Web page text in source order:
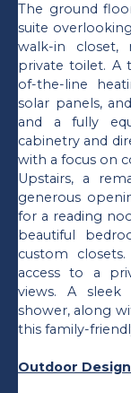
The ground
suite
walk-in closet,
private toilet. A
of-the-line
solar panels,
and a fully
cabinetry and
with a focus on
Upstairs, a
generous
for a reading
beautiful
custom
access to a
views. A
shower, along
this family-
Outdoor